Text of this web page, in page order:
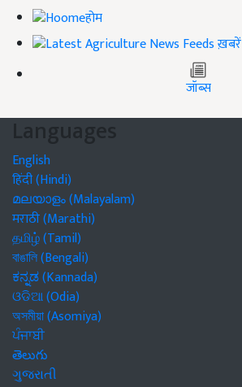
होम
ख़बरें
जॉब्स
Languages
English
हिंदी (Hindi)
മലയാളം (Malayalam)
मराठी (Marathi)
தமிழ் (Tamil)
বাঙালি (Bengali)
ಕನ್ನಡ (Kannada)
ଓଡିଆ (Odia)
অসমীয়া (Asomiya)
ਪੰਜਾਬੀ
తెలుగు
ગુજરાતી